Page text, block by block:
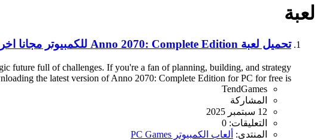
لعبة
تحميل لعبة Anno 2070: Complete Edition للكمبيوتر مجانا اخر اصدار
future full of challenges. If you're a fan of planning, building, and strategy
the latest version of Anno 2070: Complete Edition for PC for free is...
TendGames
المشاركة
12 سبتمبر 2025
التعليقات: 0
المنتدى: ألعاب الكمبيوتر PC Games